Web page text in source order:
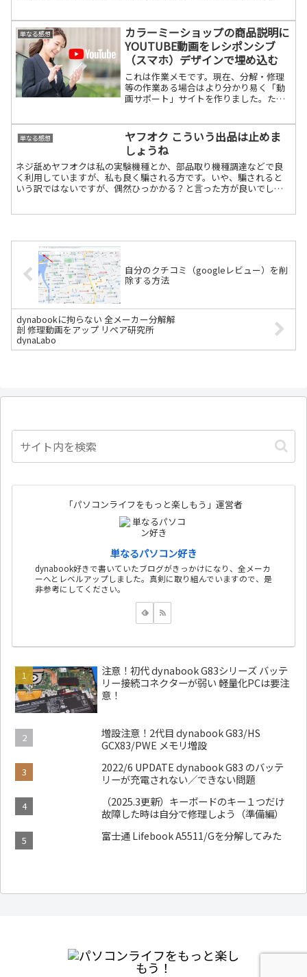
単なる感想
カラーミーショップの商品説明に
YOUTUBE動画をレシポンシブ
（スマホ）デザインで埋め込む
これは作業メモです。現在、分解・修理
等の作業ある場合はより分かり易く「動
画サポート」サイトを作りました。た
ので、それに合わせなければなりませ
ん。その際、CSSに下記を設続きを読む
単なる感想
ヤフオク こういう出品は止めま
しょうね
ネジ舐めヤフオクは私の実験機種とか、部品取り機種調達などで良
く利用していますが、私も良く騙される方です。いや、騙されると
いう訳ではないですが、偶然ひっかかる？と言った方が良いでしょ
自分のクチコミ（googleレビュー）を削
除する方法
dynabookに拘らない 全メーカー分解解
剖 修理動画をアップ リペア研究所
dynaLabo
「パソコンライフをもっと楽しもう」運営者
単なるパソコン好き
dynabook好きで書いていたブログがきっかけになり、全メーカ
ーへとレベルアップしました。真剣に取り組んでいますので、是
非参考にしてください。
注意！初代 dynabook G83シリーズ バッテ
リー接続コネクターが弱い 軽量化PCは要注
意！
増設注意！2代目 dynabook G83/HS
GCX83/PWE メモリ増設
2022/6 UPDATE dynabook G83 のバッテ
リーが充電されない／できない問題
（2025.3更新）キーボードのキー１つだけ
故障した時は自分で修理しよう（準備編）
富士通 Lifebook A5511/Gを分解してみた